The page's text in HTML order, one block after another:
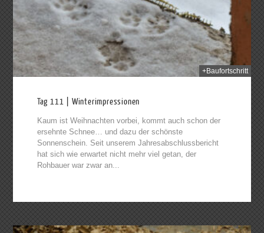
+Baufortschritt
Tag 111 | Winterimpressionen
Kaum ist Weihnachten vorbei, kommt auch schon der
ersehnte Schnee… und dazu der schönste
Sonnenschein. Seit unserem Jahresabschlussbericht
hat sich wie erwartet nicht mehr viel getan, der
Rohbauer war zwar an...